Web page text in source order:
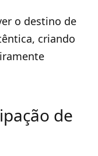
o destino de
criando
de